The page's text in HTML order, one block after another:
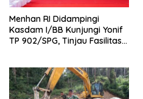
Menhan RI Didampingi
Kasdam I/BB Kunjungi Yonif
TP 902/SPG, Tinjau Fasilitas